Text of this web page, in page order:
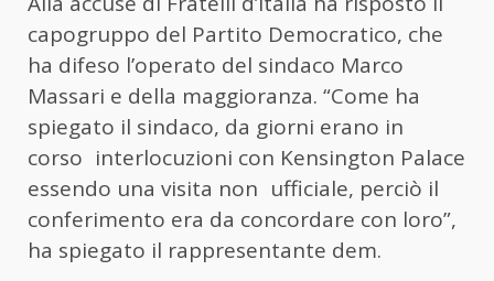
capogruppo del Partito Democratico, che
ha difeso l’operato del sindaco Marco
Massari e della maggioranza. “Come ha
spiegato il sindaco, da giorni erano in
corso interlocuzioni con Kensington Palace
essendo una visita non ufficiale, perciò il
conferimento era da concordare con loro”,
ha spiegato il rappresentante dem.